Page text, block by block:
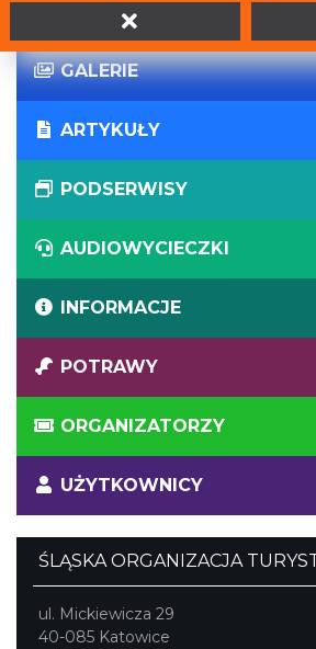
AKTUALNOŚCI
GALERIE
ARTYKUŁY
PODSERWISY
AUDIOWYCIECZKI
INFORMACJE
POTRAWY
ORGANIZATORZY
UŻYTKOWNICY
ŚLĄSKA ORGANIZACJA
ul. Mickiewicza 29
40-085 Katowice